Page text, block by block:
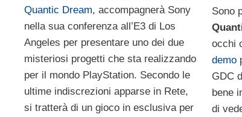
Quantic Dream, accompagnerà Sony
nella sua conferenza all’E3 di Los
Angeles per presentare uno dei due
misteriosi progetti che sta realizzando
per il mondo PlayStation. Secondo le
ultime indiscrezioni apparse in Rete,
si tratterà di un gioco in esclusiva per
Sono
occhi
demo
GDC
bene
di